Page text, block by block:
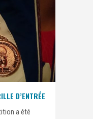
D’ENTRÉE
a été